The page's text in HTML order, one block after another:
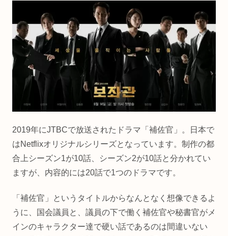
2019年にJTBCで放送されたドラマ「補佐官」。日本で
はNetflixオリジナルシリーズとなっています。制作の都
合上シーズン1が10話、シーズン2が10話と分かれてい
ますが、内容的には20話で1つのドラマです。
「補佐官」というタイトルからなんとなく想像できるよ
うに、国会議員と、議員の下で働く補佐官や秘書官がメ
インのキャラクター達で硬い話であるのは間違いない